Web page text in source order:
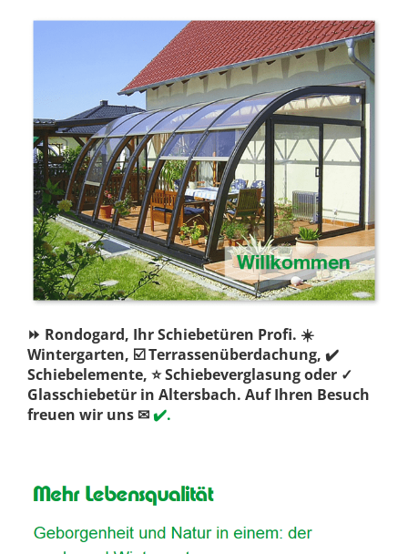
⏩ Rondogard, Ihr Schiebetüren Profi. ☀️
Wintergarten, ☑️ Terrassenüberdachung, ✔️
Schiebelemente, ⭐ Schiebeverglasung oder ✓
Glasschiebetür in Altersbach. Auf Ihren Besuch
freuen wir uns ✉✔️.